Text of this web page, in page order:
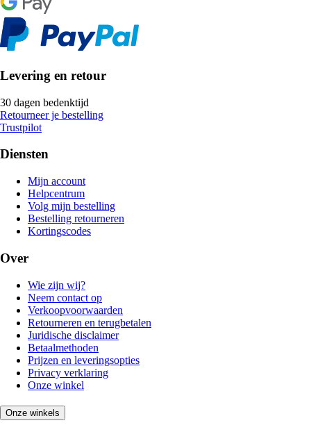
Levering en retour
30 dagen bedenktijd
Retourneer je bestelling
Trustpilot
Diensten
Mijn account
Helpcentrum
Volg mijn bestelling
Bestelling retourneren
Kortingscodes
Over
Wie zijn wij?
Neem contact op
Verkoopvoorwaarden
Retourneren en terugbetalen
Juridische disclaimer
Betaalmethoden
Prijzen en leveringsopties
Privacy verklaring
Onze winkel
Onze winkels